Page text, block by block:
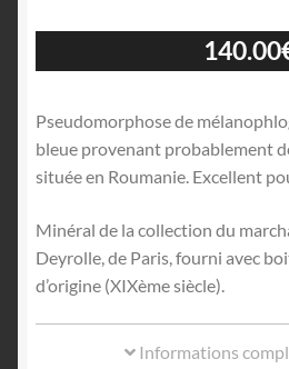
140.00
Pseudomorphose de
bleue provenant probablement
située en Roumanie. Excellent
Minéral de la collection du
Deyrolle, de Paris, fourni avec
d’origine (XIXème siècle).
Informations